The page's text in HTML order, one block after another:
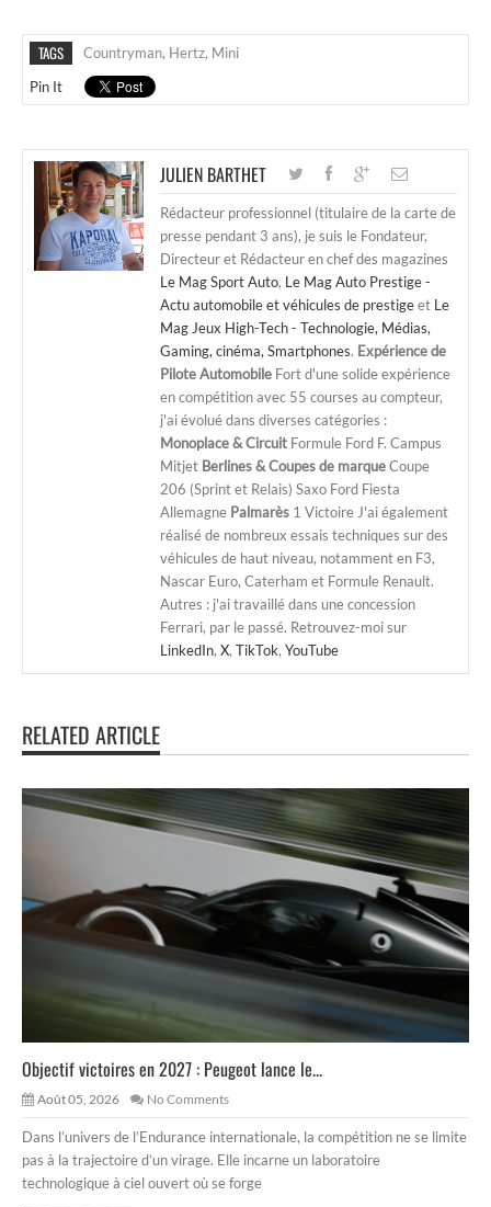
TAGS Countryman, Hertz, Mini
Pin It
JULIEN BARTHET
Rédacteur professionnel (titulaire de la carte de
presse pendant 3 ans), je suis le Fondateur,
Directeur et Rédacteur en chef des magazines
Le Mag Sport Auto, Le Mag Auto Prestige -
Actu automobile et véhicules de prestigeet Le
Mag Jeux High-Tech - Technologie, Médias,
Gaming, cinéma, Smartphones. Expérience de
Pilote Automobile Fort d'une solide expérience
en compétition avec 55 courses au compteur,
j'ai évolué dans diverses catégories :
Monoplace & Circuit Formule Ford F. Campus
Mitjet Berlines & Coupes de marqueCoupe
206 (Sprint et Relais) Saxo Ford Fiesta
Allemagne Palmarès 1 Victoire J'ai également
réalisé de nombreux essais techniques sur des
véhicules de haut niveau, notamment en F3,
Nascar Euro, Caterham et Formule Renault.
Autres : j'ai travaillé dans une concession
Ferrari, par le passé. Retrouvez-moi sur
LinkedIn, X, TikTok, YouTube
RELATED ARTICLE
Objectif victoires en 2027 : Peugeot lance le...
Août 05, 2026 No Comments
Dans l’univers de l’Endurance internationale, la compétition ne se limite
pas à la trajectoire d’un virage. Elle incarne un laboratoire
technologique à ciel ouvert où se forge